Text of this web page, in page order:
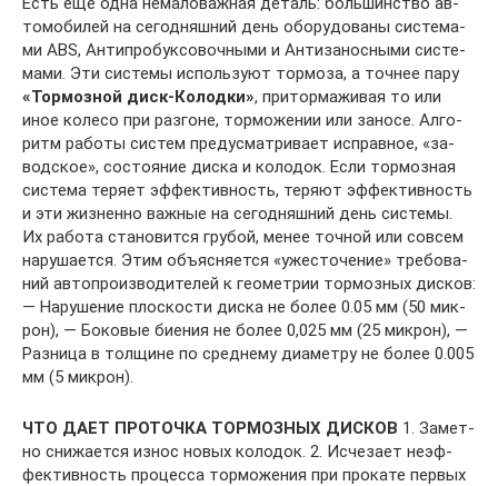
то­мо­би­лей на се­го­дняш­ний день обо­ру­до­ва­ны си­сте­ма­
ми ABS, Ан­ти­про­бук­со­воч­ны­ми и Ан­ти­за­нос­ны­ми си­сте­
ма­ми. Эти си­сте­мы ис­поль­зу­ют тор­мо­за, а точ­нее па­ру
«Тор­моз­ной диск-Ко­лод­ки», при­тор­ма­жи­вая то или
иное ко­ле­со при раз­гоне, тор­мо­же­нии или за­но­се. Ал­го­
ритм ра­бо­ты си­стем преду­смат­ри­ва­ет ис­прав­ное, «за­
вод­ское», со­сто­я­ние дис­ка и ко­ло­док. Ес­ли тор­моз­ная
си­сте­ма те­ря­ет эф­фек­тив­ность, те­ря­ют эф­фек­тив­ность
и эти жиз­нен­но важ­ные на се­го­дняш­ний день си­сте­мы.
Их ра­бо­та ста­но­вит­ся гру­бой, ме­нее точ­ной или со­всем
на­ру­ша­ет­ся. Этим объ­яс­ня­ет­ся «уже­сто­че­ние» тре­бо­ва­
ний ав­то­про­из­во­ди­те­лей к гео­мет­рии тор­моз­ных дис­ков:
— На­ру­ше­ние плос­ко­сти дис­ка не бо­лее 0.05 мм (50 мик­
рон), — Бо­ко­вые би­е­ния не бо­лее 0,025 мм (25 мик­рон), —
Раз­ни­ца в тол­щине по сред­не­му диа­мет­ру не бо­лее 0.005
мм (5 мик­рон).
ЧТО ДАЕТ ПРОТОЧКА ТОРМОЗНЫХ ДИСКОВ 1. За­мет­
но сни­жа­ет­ся из­нос но­вых ко­ло­док. 2. Ис­че­за­ет неэф­
фек­тив­ность про­цес­са тор­мо­же­ния при про­ка­те пер­вых